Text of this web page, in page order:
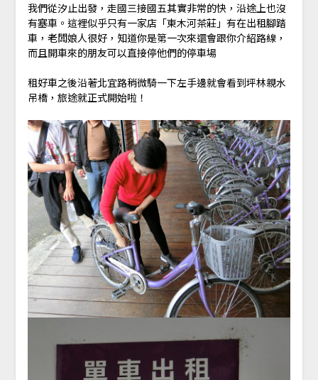
我們從汐止出發，走國三接國五其實非常的快，沿途上也沒
有塞車。這裡似乎只有一家店「東木河茶莊」有在出租腳踏
車，老闆娘人很好，知道你是第一次來還會跟你介紹路線，
而且開車來的朋友可以直接停他們的停車場
租好車之後沿著北宜路稍微騎一下左手邊就會看到坪林親水
吊橋，旅途就正式開始啦！